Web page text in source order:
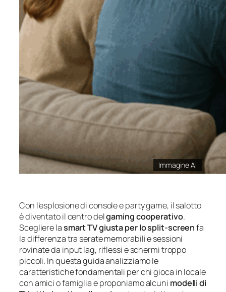
Immagine AI
Con l’esplosione di console e party game, il salotto
è diventato il centro delgaming cooperativo.
Scegliere lasmart TV giusta per lo split‑screenfa
la differenza tra serate memorabili e sessioni
rovinate da input lag, riflessi e schermi troppo
piccoli. In questa guida analizziamo le
caratteristiche fondamentali per chi gioca in locale
con amici o famiglia e proponiamo alcuni modelli di